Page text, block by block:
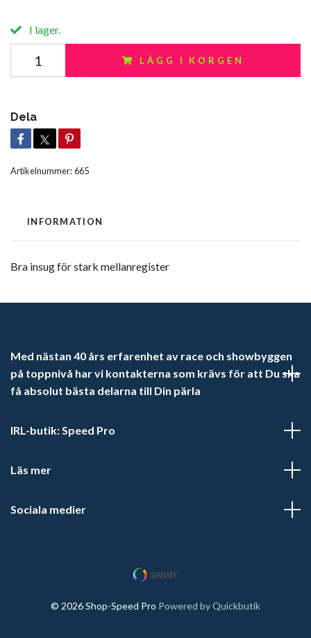
I lager.
LÄGG I KORGEN
Dela
Artikelnummer:665
INFORMATION
Bra insug för stark mellanregister
Med nästan 40 års erfarenhet av race och showbyggen
på toppnivå har vi kontakterna som krävs för att Du ska
få absolut bästa delarna till Din pärla
IRL-butik: Speed Pro
Läs mer
Sociala medier
© 2026 Shop-Speed Pro Powered by Quickbutik